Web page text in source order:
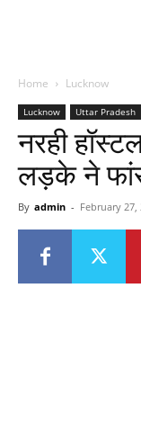
Home Lucknow
Lucknow Uttar Pradesh
नरही
लड़के ने
By admin - February 27,